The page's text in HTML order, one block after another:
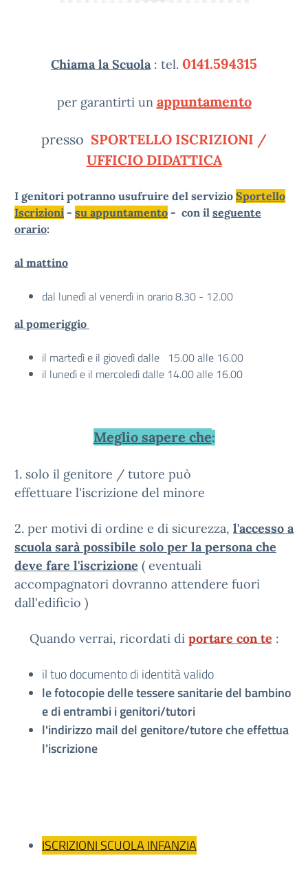
Chiama la Scuola: tel. 0141.594315
per garantirti un appuntamento
presso SPORTELLO ISCRIZIONI /
UFFICIO DIDATTICA
I genitori potranno usufruire del servizio Sportello
Iscrizioni - su appuntamento - con il seguente
orario:
al mattino
dal lunedì al venerdì in orario 8.30 - 12.00
al pomeriggio
il martedì e il giovedì dalle 15.00 alle 16.00
il lunedì e il mercoledì dalle 14.00 alle 16.00
Meglio sapere che:
1. solo il genitore / tutore può
effettuare l'iscrizione del minore
2. per motivi di ordine e di sicurezza, l'accesso a
scuola sarà possibile solo per la persona che
deve fare l'iscrizione ( eventuali
accompagnatori dovranno attendere fuori
dall'edificio )
Quando verrai, ricordati di portare con te :
il tuo documento di identità valido
le fotocopie delle tessere sanitarie del bambino
e di entrambi i genitori/tutori
l'indirizzo mail del genitore/tutore che effettua
l'iscrizione
ISCRIZIONI SCUOLA INFANZIA